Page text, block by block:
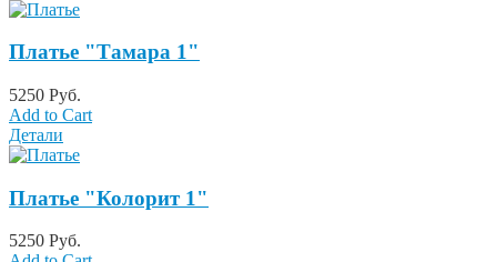
Платье "Тамара 1"
5250 Руб.
Add to Cart
Детали
Платье "Колорит 1"
5250 Руб.